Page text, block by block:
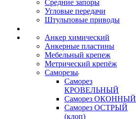
Средние запоры
Угловые передачи
Штульповые приводы
Анкер химический
Анкерные пластины
Мебельный крепеж
Метрический крепёж
Саморезы
Саморез
КРОВЕЛЬНЫЙ
Саморез ОКОННЫЙ
Саморез ОСТРЫЙ
(клоп)